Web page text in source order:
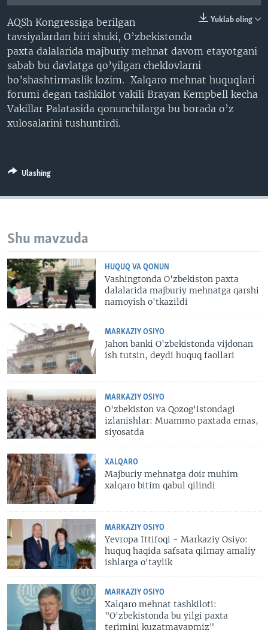
SOUNDCLOUD
VOA Yuklab oling
AQSh Kongressiga berilgan
tavsiyalardan biri shuki, O’zbekistonda
paxta dalalarida majburiy mehnat davom etayotgani
sabab bu davlatga qo’yilgan cheklovlarni
bo’shashtirmaslik lozim. Xalqaro mehnat huquqlari
forumi degan tashkilot vakili Brayan Kempbell kecha
Vakillar Palatasida qonunchilarga bu borada o’z
xulosalarini tushuntirdi.
Ulashing
Shu mavzuda
HUQUQ VA QONUN
Vashingtonda O'zbekiston paxta
dalalarida majburiy mehnatga qarshi
namoyish o'tkazildi
MARKAZIY OSIYO
Jahon banki O'zbekistonda vijdonan
ish tutsin, deydi huquq faollari
MARKAZIY OSIYO
O'zbekiston va Qozog'istondagi
izlanishlar: Muammo paxtada emas,
siyosatda
XALQARO
Majburiy mehnatga doir muhim
xalqaro bitim qabul qilindi
MARKAZIY OSIYO
Yevropa Ittifoqi - Markaziy Osiyo:
huquq haqida safsata qilmay amaliy
ishlarga o'taylik
MARKAZIY OSIYO
Xalqaro mehnat tashkiloti:
"O'zbekistonda bu yilgi paxta
terimini kuzatmayapmiz"